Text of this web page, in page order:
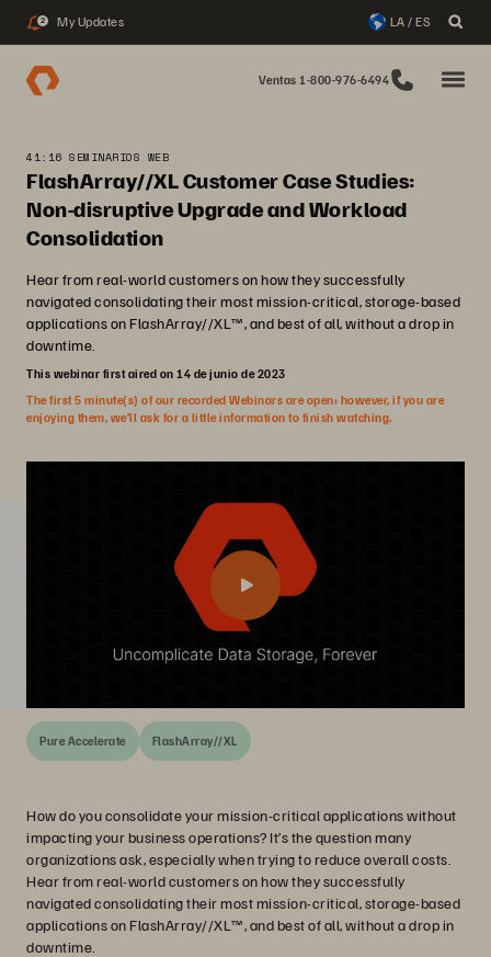
2 My Updates LA / ES
Ventas 1-800-976-6494
41:16 SEMINARIOS WEB
FlashArray//XL Customer Case Studies:
Non-disruptive Upgrade and Workload
Consolidation
Hear from real-world customers on how they successfully
navigated consolidating their most mission-critical, storage-based
applications on FlashArray//XL™, and best of all, without a drop in
downtime.
This webinar first aired on 14 de junio de 2023
The first 5 minute(s) of our recorded Webinars are open; however, if you are
enjoying them, we’ll ask for a little information to finish watching.
Pure Accelerate FlashArray//XL
How do you consolidate your mission-critical applications without
impacting your business operations? It’s the question many
organizations ask, especially when trying to reduce overall costs.
Hear from real-world customers on how they successfully
navigated consolidating their most mission-critical, storage-based
applications on FlashArray//XL™, and best of all, without a drop in
downtime.